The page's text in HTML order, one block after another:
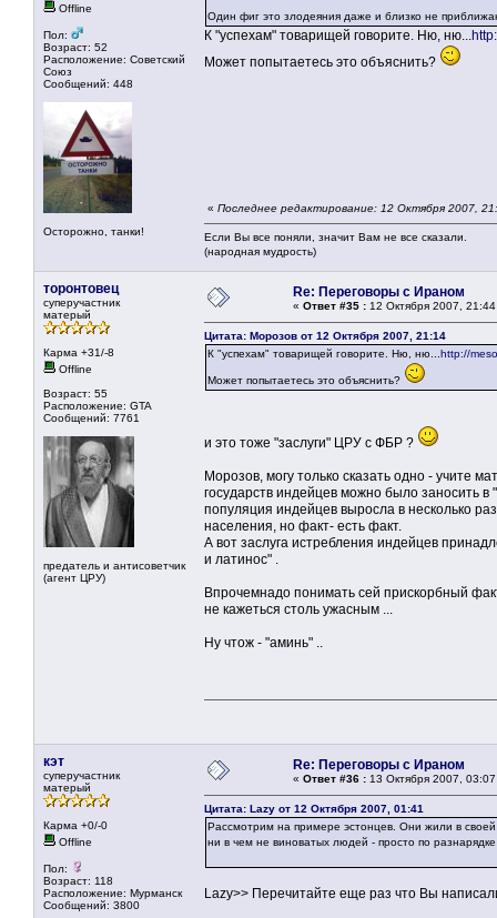
Offline
Пол:
Возраст: 52
Расположение: Советский
Союз
Сообщений: 448
Осторожно, танки!
Один фиг это злодеяния даже и близко не
К "успехам" товарищей говорите. Ню, ню...
Может попытаетесь это объяснить?
« Последнее редактирование: 12 Октября 2007,
Если Вы все поняли, значит Вам не все сказали.
(народная мудрость)
торонтовец
суперучастник
матерый
Карма +31/-8
Offline
Возраст: 55
Расположение: GTA
Сообщений: 7761
предатель и антисоветчик
(агент ЦРУ)
Re: Переговоры с Ираном
« Ответ #35 : 12 Октября 2007,
Цитата: Морозов от 12 Октября 2007, 21:14
К "успехам" товарищей говорите. Ню, ню...http://
Может попытаетесь это объяснить?
и это тоже "заслуги" ЦРУ с ФБР ?
Морозов, могу только сказать одно - учите
государств индейцев можно было заносить
популяция индейцев выросла в несколько
населения, но факт- есть факт.
А вот заслуга истребления индейцев
и латинос" .
Впрочемнадо понимать сей прискорбный
не кажеться столь ужасным ...
Ну чтож - "аминь" ..
кэт
суперучастник
матерый
Карма +0/-0
Offline
Пол:
Возраст: 118
Расположение: Мурманск
Сообщений: 3800
Re: Переговоры с Ираном
« Ответ #36 : 13 Октября 2007,
Цитата: Lazy от 12 Октября 2007, 01:41
Рассмотрим на примере эстонцев. Они жили в
ни в чем не виноватых людей - просто по
Lazy>> Перечитайте еще раз что Вы